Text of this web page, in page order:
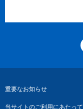
フ
重要なお知らせ
当サイトのご利用にあたって